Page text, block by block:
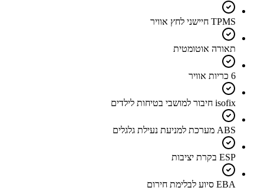
TPMS חיישני לחץ אוויר
תאורה אוטומטית
6 כריות אוויר
isofix חיבור למושבי בטיחות לילדים
ABS מערכת למניעת נעילת גלגלים
ESP בקרת יציבות
EBA סיוע לבלימת חירום